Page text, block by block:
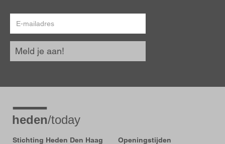
mailadres
Meld je aan!
Stichting Heden Den Haag Openingstijden